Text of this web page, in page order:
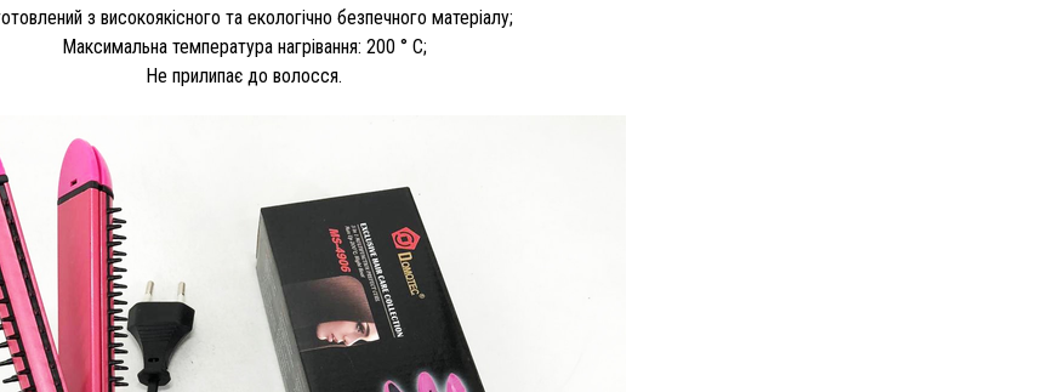
з високоякісного та екологічно безпечного матеріалу;
Максимальна температура нагрівання: 200 ° С;
Не прилипає до волосся.